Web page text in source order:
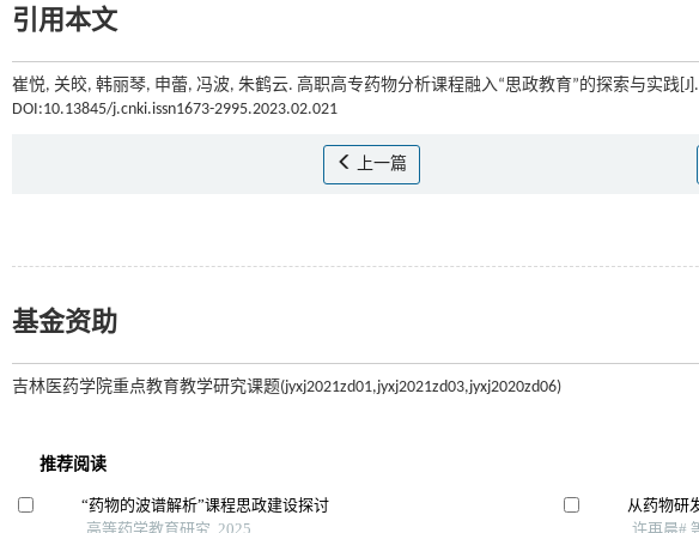
引用本文
崔悦, 关皎, 韩丽琴, 申蕾, 冯波, 朱鹤云. 高职高专药物分析课程融入“思政教育”的探索与实践[J].
DOI:10.13845/j.cnki.issn1673-2995.2023.02.021
上一篇
基金资助
吉林医药学院重点教育教学研究课题(jyxj2021zd01,jyxj2021zd03,jyxj2020zd06)